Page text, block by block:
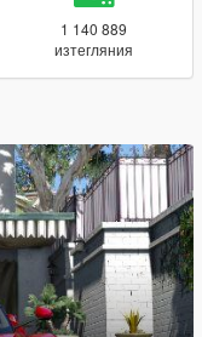
1 140 889
изтегляния